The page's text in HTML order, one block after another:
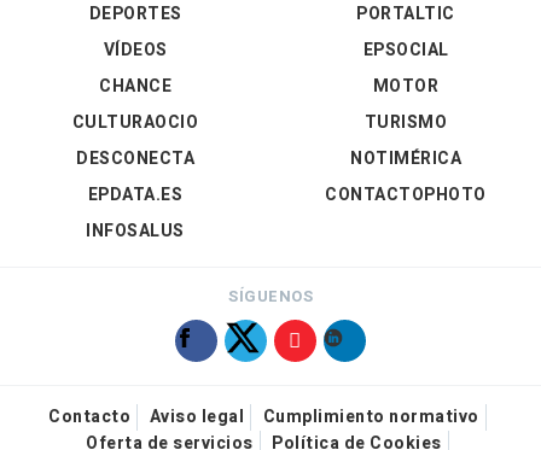
DEPORTES
VÍDEOS
PORTALTIC
EPSOCIAL
CHANCE
CULTURAOCIO
DESCONECTA
EPDATA.ES
INFOSALUS
MOTOR
TURISMO
NOTIMÉRICA
CONTACTOPHOTO
SÍGUENOS
Contacto Aviso legal
Cumplimiento normativo
Oferta de servicios
Política de Cookies